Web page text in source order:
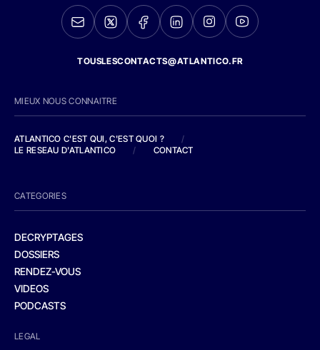
TOUSLESCONTACTS@ATLANTICO.FR
MIEUX NOUS CONNAITRE
ATLANTICO C'EST QUI, C'EST QUOI ?
/
LE RESEAU D'ATLANTICO
/ CONTACT
CATEGORIES
DECRYPTAGES
DOSSIERS
RENDEZ-VOUS
VIDEOS
PODCASTS
LEGAL